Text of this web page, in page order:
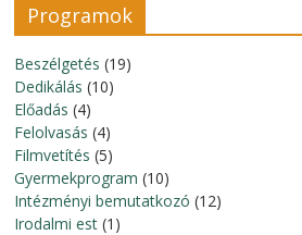
Programok
Beszélgetés (19)
Dedikálás (10)
Előadás (4)
Felolvasás (4)
Filmvetítés (5)
Gyermekprogram (10)
Intézményi bemutatkozó (12)
Irodalmi est (1)